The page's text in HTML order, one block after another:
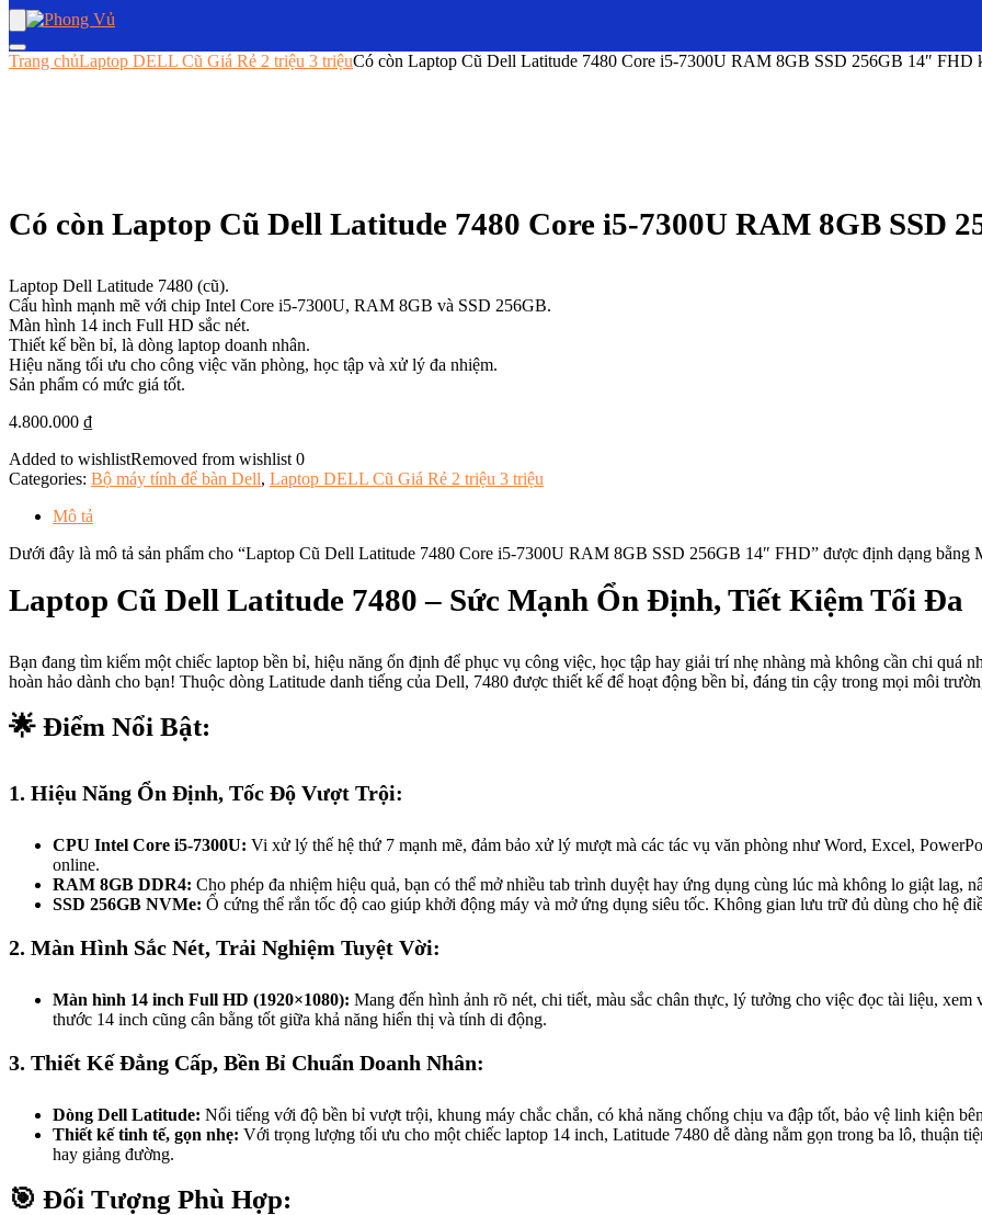
Trang chủLaptop DELL Cũ Giá Rẻ 2 triệu 3 triệuCó còn Laptop Cũ Dell Latitude 7480 Core i5-7300U RAM 8GB SSD 256GB 14″ FHD
Có còn Laptop Cũ Dell Latitude 7480 Core i5-7300U RAM 8GB SSD
Laptop Dell Latitude 7480 (cũ).
Cấu hình mạnh mẽ với chip Intel Core i5-7300U, RAM 8GB và SSD 256GB.
Màn hình 14 inch Full HD sắc nét.
Thiết kế bền bỉ, là dòng laptop doanh nhân.
Hiệu năng tối ưu cho công việc văn phòng, học tập và xử lý đa nhiệm.
Sản phẩm có mức giá tốt.
4.800.000 ₫
Added to wishlistRemoved from wishlist 0
Categories: Bộ máy tính để bàn Dell, Laptop DELL Cũ Giá Rẻ 2 triệu 3 triệu
Mô tả
Dưới đây là mô tả sản phẩm cho “Laptop Cũ Dell Latitude 7480 Core i5-7300U RAM 8GB SSD 256GB 14″ FHD” được định dạng bằng
Laptop Cũ Dell Latitude 7480 – Sức Mạnh Ổn Định, Tiết Kiệm Tối Đa
Bạn đang tìm kiếm một chiếc laptop bền bỉ, hiệu năng ổn định để phục vụ công việc, học tập hay giải trí nhẹ nhàng mà không cần chi quá
hoàn hảo dành cho bạn! Thuộc dòng Latitude danh tiếng của Dell, 7480 được thiết kế để hoạt động bền bỉ, đáng tin cậy trong mọi môi
🌟 Điểm Nổi Bật:
1. Hiệu Năng Ổn Định, Tốc Độ Vượt Trội:
CPU Intel Core i5-7300U: Vi xử lý thế hệ thứ 7 mạnh mẽ, đảm bảo xử lý mượt mà các tác vụ văn phòng như Word, Excel,
online.
RAM 8GB DDR4: Cho phép đa nhiệm hiệu quả, bạn có thể mở nhiều tab trình duyệt hay ứng dụng cùng lúc mà không lo giật lag,
SSD 256GB NVMe: Ổ cứng thể rắn tốc độ cao giúp khởi động máy và mở ứng dụng siêu tốc. Không gian lưu trữ đủ dùng cho hệ
2. Màn Hình Sắc Nét, Trải Nghiệm Tuyệt Vời:
Màn hình 14 inch Full HD (1920×1080): Mang đến hình ảnh rõ nét, chi tiết, màu sắc chân thực, lý tưởng cho việc đọc tài liệu,
thước 14 inch cũng cân bằng tốt giữa khả năng hiển thị và tính di động.
3. Thiết Kế Đẳng Cấp, Bền Bỉ Chuẩn Doanh Nhân:
Dòng Dell Latitude: Nổi tiếng với độ bền bỉ vượt trội, khung máy chắc chắn, có khả năng chống chịu va đập tốt, bảo vệ linh kiện
Thiết kế tinh tế, gọn nhẹ: Với trọng lượng tối ưu cho một chiếc laptop 14 inch, Latitude 7480 dễ dàng nằm gọn trong ba lô, thuận
hay giảng đường.
🎯 Đối Tượng Phù Hợp: